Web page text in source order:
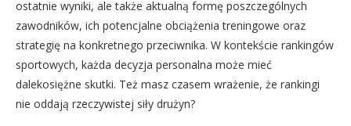
ostatnie wyniki, ale także aktualną formę poszczególnych
zawodników, ich potencjalne obciążenia treningowe oraz
strategię na konkretnego przeciwnika. W kontekście rankingów
sportowych, każda decyzja personalna może mieć
dalekosiężne skutki. Też masz czasem wrażenie, że rankingi
nie oddają rzeczywistej siły drużyn?